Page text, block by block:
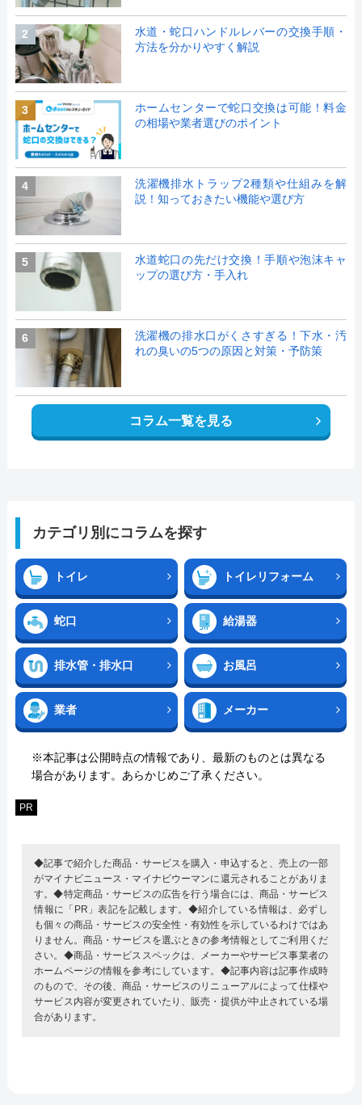
2
水道・蛇口ハンドルレバーの交換手順・
方法を分かりやすく解説
3
ホームセンターで蛇口交換は可能！料金
の相場や業者選びのポイント
4
洗濯機排水トラップ2種類や仕組みを解
説！知っておきたい機能や選び方
5
水道蛇口の先だけ交換！手順や泡沫キャ
ップの選び方・手入れ
6
洗濯機の排水口がくさすぎる！下水・汚
れの臭いの5つの原因と対策・予防策
コラム一覧を見る
カテゴリ別にコラムを探す
トイレ トイレリフォーム
蛇口 給湯器
排水管・排水口 お風呂
業者 メーカー
※本記事は公開時点の情報であり、最新のものとは異なる
場合があります。あらかじめご了承ください。
PR
◆記事で紹介した商品・サービスを購入・申込すると、売上の一部
がマイナビニュース・マイナビウーマンに還元されることがありま
す。◆特定商品・サービスの広告を行う場合には、商品・サービス
情報に「PR」表記を記載します。◆紹介している情報は、必ずし
も個々の商品・サービスの安全性・有効性を示しているわけではあ
りません。商品・サービスを選ぶときの参考情報としてご利用くだ
さい。◆商品・サービススペックは、メーカーやサービス事業者の
ホームページの情報を参考にしています。◆記事内容は記事作成時
のもので、その後、商品・サービスのリニューアルによって仕様や
サービス内容が変更されていたり、販売・提供が中止されている場
合があります。